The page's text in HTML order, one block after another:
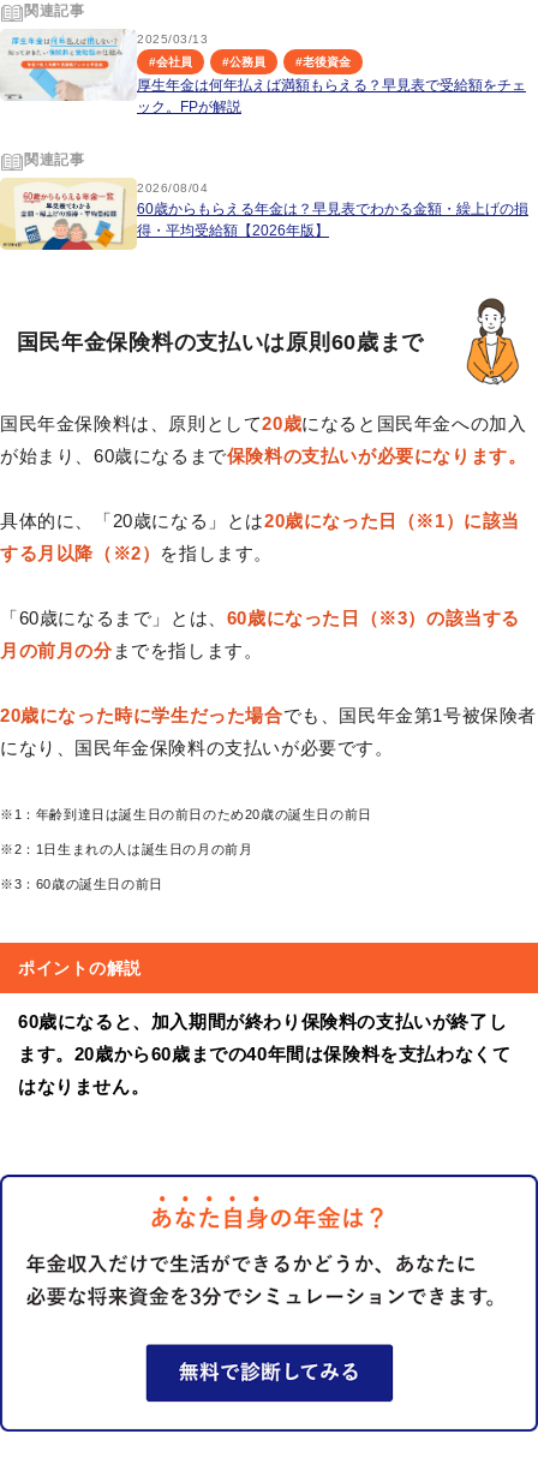
関連記事
2025/03/13
#会社員 #公務員 #老後資金
厚生年金は何年払えば満額もらえる？早見表で受給額をチェ
ック。FPが解説
関連記事
2026/08/04
60歳からもらえる年金は？早見表でわかる金額・繰上げの損
得・平均受給額【2026年版】
国民年金保険料の支払いは原則60歳まで
国民年金保険料は、原則として20歳になると国民年金への加入
が始まり、60歳になるまで保険料の支払いが必要になります。
具体的に、「20歳になる」とは20歳になった日（※1）に該当
する月以降（※2） を指します。
「60歳になるまで」とは、 60歳になった日（※3）の該当する
月の前月の分までを指します。
20歳になった時に学生だった場合でも、国民年金第1号被保険者
になり、国民年金保険料の支払いが必要です。
※1：年齢到達日は誕生日の前日のため20歳の誕生日の前日
※2：1日生まれの人は誕生日の月の前月
※3：60歳の誕生日の前日
ポイントの解説
60歳になると、加入期間が終わり保険料の支払いが終了し
ます。20歳から60歳までの40年間は保険料を支払わなくて
はなりません。